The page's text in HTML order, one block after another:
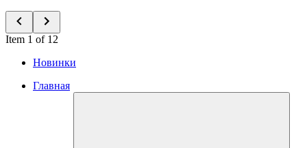
Item 1 of 12
Новинки
Главная